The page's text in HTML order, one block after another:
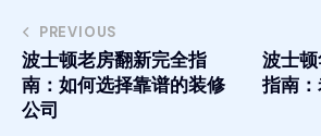
PREVIOUS
波士顿老房翻新完全指
南：如何选择靠谱的装修
公司
波士
指南